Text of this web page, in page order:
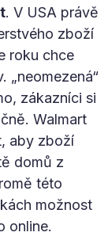
. V USA právě
zboží
roku chce
„neomezená“
zákazníci si
Walmart
aby zboží
domů z
této
možnost
online.